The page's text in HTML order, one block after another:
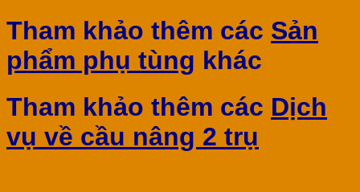
Tham khảo thêm các Sản
phẩm phụ tùng khác
Tham khảo thêm các Dịch
vụ về cầu nâng 2 trụ